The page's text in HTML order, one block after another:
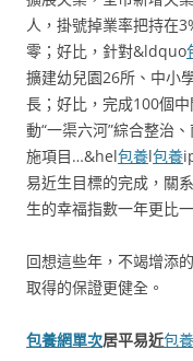
人，掛號掉業率把持在
零；好比，針對&ldquo
擴建幼兒園26所、中小
長；好比，完成100個
動“一渠六河”綜合整治
施項目…&hel包養l包養
易近生目標的完成，關
生的幸福指數一年更比
回想這些年，不竭增添
取得的保證更健全。
包養網單次居平易近包